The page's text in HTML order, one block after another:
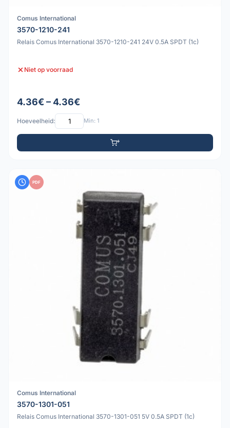
Comus International
3570-1210-241
Relais Comus International 3570-1210-241 24V 0.5A SPDT (1c)
Niet op voorraad
4.36€ – 4.36€
Hoeveelheid: Min: 1
PDF
Comus International
3570-1301-051
Relais Comus International 3570-1301-051 5V 0.5A SPDT (1c)